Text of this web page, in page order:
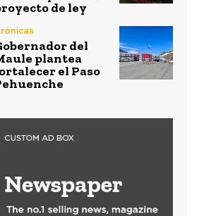
de ley
del
plantea
el Paso